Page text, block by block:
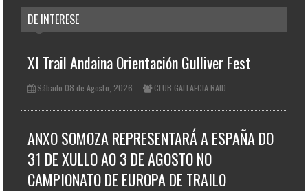
DE INTERESE
XI Trail Andaina Orientación Gulliver Fest
Sábado 08 de Agosto, 2026 CLUB GALLAECIA RAID
ANXO SOMOZA REPRESENTARÁ A ESPAÑA DO
31 DE XULLO AO 3 DE AGOSTO NO
CAMPIONATO DE EUROPA DE TRAILO